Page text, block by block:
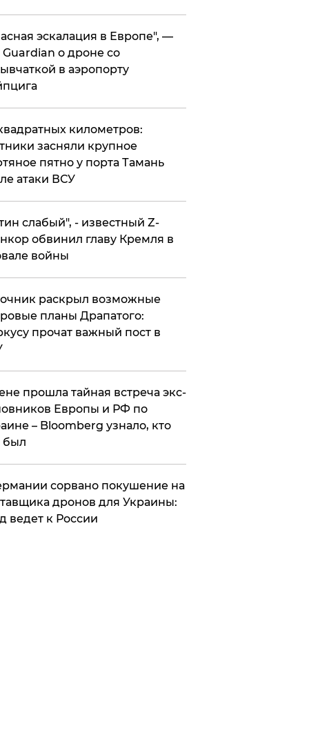
эскалация в Европе", —
Guardian о дроне со
в аэропорту
километров:
засняли крупное
пятно у порта Тамань
атаки ВСУ
слабый", - известный Z-
обвинил главу Кремля в
войны
раскрыл возможные
планы Драпатого:
прочат важный пост в
прошла тайная встреча экс-
Европы и РФ по
– Bloomberg узнало, кто
был
сорвано покушение на
дронов для Украины:
ведет к России